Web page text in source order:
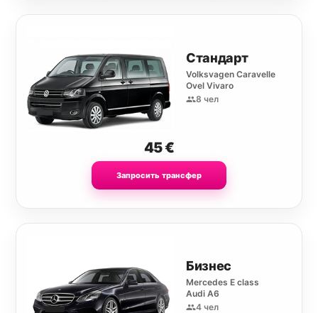
Стандарт
Volksvagen Caravelle
Ovel Vivaro
8 чел
45€
Запросить трансфер
Бизнес
Mercedes E class
Audi A6
4 чел